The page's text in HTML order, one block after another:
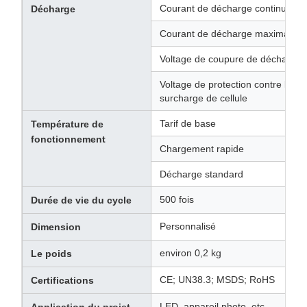
Décharge Courant de décharge continu
Courant de décharge maximal
Voltage de coupure de décharge
Voltage de protection contre la
surcharge de cellule
Température de
fonctionnement
Tarif de base
Chargement rapide
Décharge standard
Durée de vie du cycle 500 fois
Dimension Personnalisé
Le poids environ 0,2 kg
Certifications CE; UN38.3; MSDS; RoHS